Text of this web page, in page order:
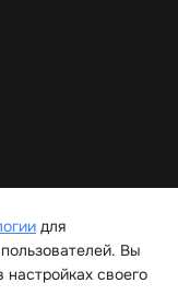
для
Вы
своего